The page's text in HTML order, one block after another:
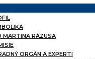
MARTINA RÁZUSA
ORGÁN A EXPERTI